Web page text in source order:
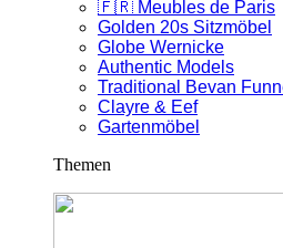
🇫🇷 Meubles de Paris
Golden 20s Sitzmöbel
Globe Wernicke
Authentic Models
Traditional Bevan
Clayre & Eef
Gartenmöbel
Themen